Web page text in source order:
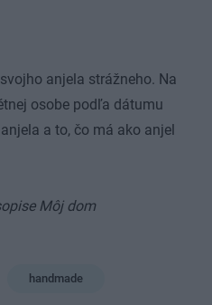
anjela strážneho. Na
osobe podľa dátumu
a to, čo má ako anjel
Môj dom
handmade